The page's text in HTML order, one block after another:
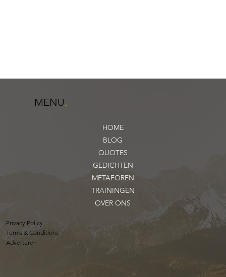
MENU.
HOME
BLOG
QUOTES
GEDICHTEN
METAFOREN
TRAININGEN
OVER ONS
Privacy Policy
Terms & Conditions
Adverteren